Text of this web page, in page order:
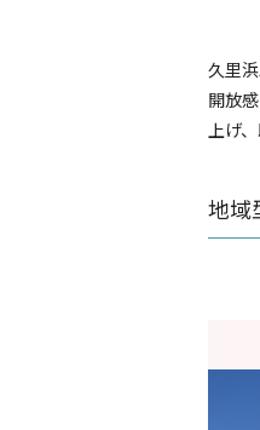
久里
開放
上げ
地域